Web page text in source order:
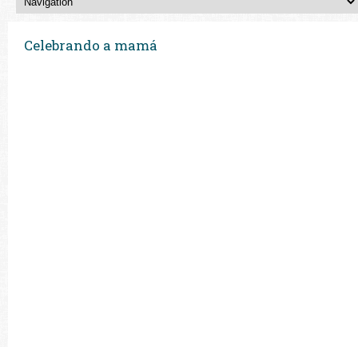
Celebrando a mamá